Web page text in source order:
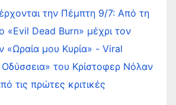
έρχονται την Πέμπτη 9/7: Από τη
«Evil Dead Burn» μέχρι τον
«Ωραία μου Κυρία» - Viral
του Κρίστοφερ Νόλαν
τις πρώτες κριτικές